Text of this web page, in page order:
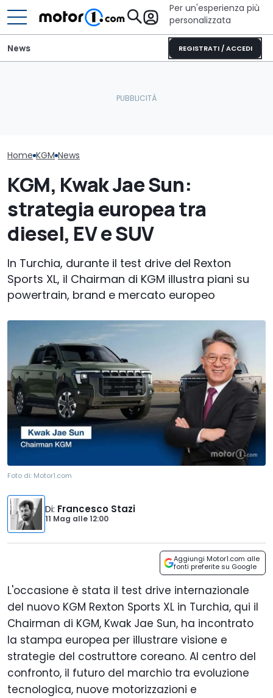
Per un'esperienza più
personalizzata
REGISTRATI / ACCEDI
News
Home KGM News
KGM, Kwak Jae Sun:
strategia europea tra
diesel, EV e SUV
In Turchia, durante il test drive del Rexton
Sports XL, il Chairman di KGM illustra piani su
powertrain, brand e mercato europeo
Foto di: Motor1.com
Di: Francesco Stazi
11 Mag alle12:00
Aggiungi Motor1.com alle
fonti preferite su Google
L'occasione è stata il test drive internazionale
del nuovo KGM Rexton Sports XL in Turchia, qui il
Chairman di KGM, Kwak Jae Sun, ha incontrato
la stampa europea per illustrare visione e
strategie del costruttore coreano. Al centro del
confronto, il futuro del marchio tra evoluzione
tecnologica, nuove motorizzazioni e